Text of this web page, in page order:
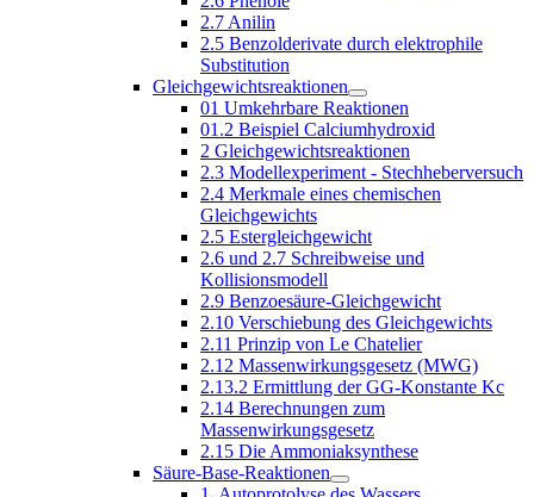
2.7 Anilin
2.5 Benzolderivate durch elektrophile
Substitution
Gleichgewichtsreaktionen
01 Umkehrbare Reaktionen
01.2 Beispiel Calciumhydroxid
2 Gleichgewichtsreaktionen
2.3 Modellexperiment - Stechheberversuch
2.4 Merkmale eines chemischen
Gleichgewichts
2.5 Estergleichgewicht
2.6 und 2.7 Schreibweise und
Kollisionsmodell
2.9 Benzoesäure-Gleichgewicht
2.10 Verschiebung des Gleichgewichts
2.11 Prinzip von Le Chatelier
2.12 Massenwirkungsgesetz (MWG)
2.13.2 Ermittlung der GG-Konstante Kc
2.14 Berechnungen zum
Massenwirkungsgesetz
2.15 Die Ammoniaksynthese
Säure-Base-Reaktionen